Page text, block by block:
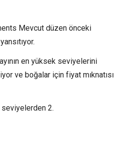
Mevcut düzen önceki
en yüksek seviyelerini
ve boğalar için fiyat mıknatısı
2.